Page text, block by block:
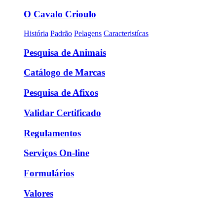
O Cavalo Crioulo
História Padrão Pelagens Caracteristícas
Pesquisa de Animais
Catálogo de Marcas
Pesquisa de Afixos
Validar Certificado
Regulamentos
Serviços On-line
Formulários
Valores